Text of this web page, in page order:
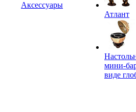
Аксессуары
Атлант
мини-
виде